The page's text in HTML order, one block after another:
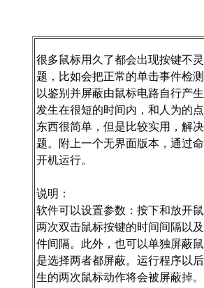
很多鼠标用久了都会出现按键不
题，比如会把正常的单击事件检
以鉴别并屏蔽由鼠标电路自行产
发生在很短的时间内，和人为的
东西很简单，但是比较实用，解
题。附上一个无界面版本，通过
开机运行。
说明：
软件可以设置参数：按下和放开
两次双击鼠标按键的时间间隔以
件间隔。此外，也可以单独屏蔽
是选择两者都屏蔽。运行程序以
生的两次鼠标动作将会被屏蔽掉。